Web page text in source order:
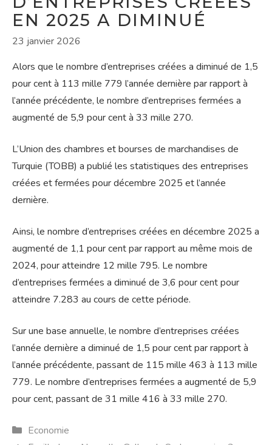
EN 2025 A DIMINUÉ
23 janvier 2026
Alors que le nombre d’entreprises créées a diminué de 1,5
pour cent à 113 mille 779 l’année dernière par rapport à
l’année précédente, le nombre d’entreprises fermées a
augmenté de 5,9 pour cent à 33 mille 270.
L’Union des chambres et bourses de marchandises de
Turquie (TOBB) a publié les statistiques des entreprises
créées et fermées pour décembre 2025 et l’année
dernière.
Ainsi, le nombre d’entreprises créées en décembre 2025 a
augmenté de 1,1 pour cent par rapport au même mois de
2024, pour atteindre 12 mille 795. Le nombre
d’entreprises fermées a diminué de 3,6 pour cent pour
atteindre 7.283 au cours de cette période.
Sur une base annuelle, le nombre d’entreprises créées
l’année dernière a diminué de 1,5 pour cent par rapport à
l’année précédente, passant de 115 mille 463 à 113 mille
779. Le nombre d’entreprises fermées a augmenté de 5,9
pour cent, passant de 31 mille 416 à 33 mille 270.
Catégories
Economie